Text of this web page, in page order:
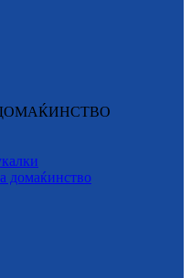
домаќинство